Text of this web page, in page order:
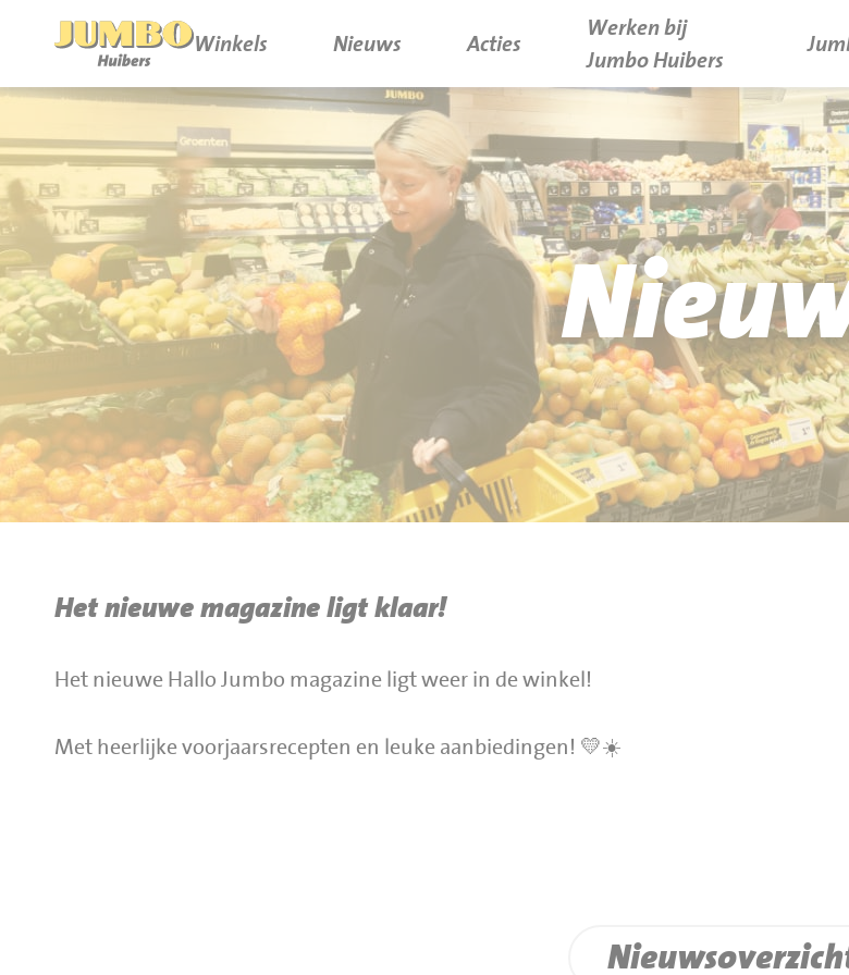
Winkels Nieuws Acties
Werken bij
Jumbo Huibers
P.W.A. Park
Bruïneplein
Petenbos
Nieuws
Acties
Werken bij Jumbo Huibers
Vacatures en Solliciteren
Werken en leren
Jumbo.com
BBQ gigant webshop
Het nieuwe magazine ligt klaar!
Het nieuwe Hallo Jumbo magazine ligt weer in de winkel!
Met heerlijke voorjaarsrecepten en leuke aanbiedingen! 💛☀️